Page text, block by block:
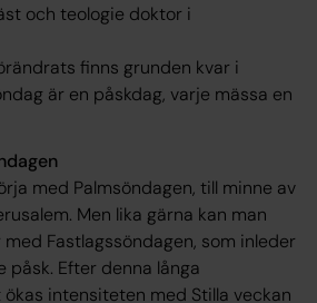
och teologie doktor i
finns grunden kvar i
är en påskdag, varje mässa en
med Palmsöndagen, till minne av
Men lika gärna kan man
Fastlagssöndagen, som inleder
Efter denna långa
intensiteten med Stilla veckan